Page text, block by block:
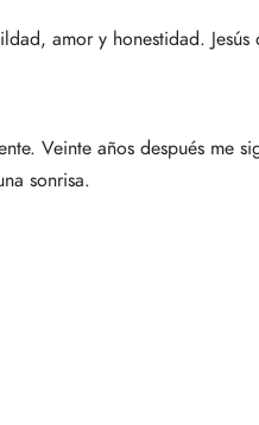
amor y honestidad.
Veinte años después me
sonrisa.